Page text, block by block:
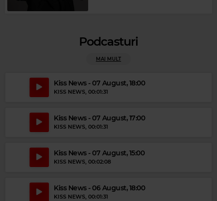
NINA SIMONE– I PUT A SPELL ON YOU
Magic Relax
Podcasturi
MAI MULT
Kiss News - 07 August, 18:00
KISS NEWS, 00:01:31
Kiss News - 07 August, 17:00
KISS NEWS, 00:01:31
Kiss News - 07 August, 15:00
KISS NEWS, 00:02:08
Kiss News - 06 August, 18:00
KISS NEWS, 00:01:31